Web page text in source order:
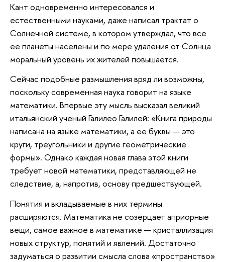
Кант одновременно интересовался и
естественными науками, даже написал трактат о
Солнечной системе, в котором утверждал, что все
ее планеты населены и по мере удаления от Солнца
моральный уровень их жителей повышается.
Сейчас подобные размышления вряд ли возможны,
поскольку современная наука говорит на языке
математики. Впервые эту мысль высказал великий
итальянский ученый Галилео Галилей: «Книга природы
написана на языке математики, а ее буквы — это
круги, треугольники и другие геометрические
формы». Однако каждая новая глава этой книги
требует новой математики, представляющей не
следствие, а, напротив, основу предшествующей.
Понятия и вкладываемые в них термины
расширяются. Математика не созерцает априорные
вещи, самое важное в математике — кристаллизация
новых структур, понятий и явлений. Достаточно
задуматься о развитии смысла слова «пространство»